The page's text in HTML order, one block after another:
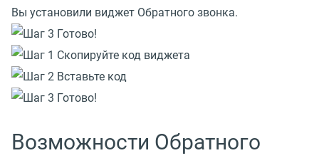
Вы установили виджет Обратного звонка.
Возможности Обратного